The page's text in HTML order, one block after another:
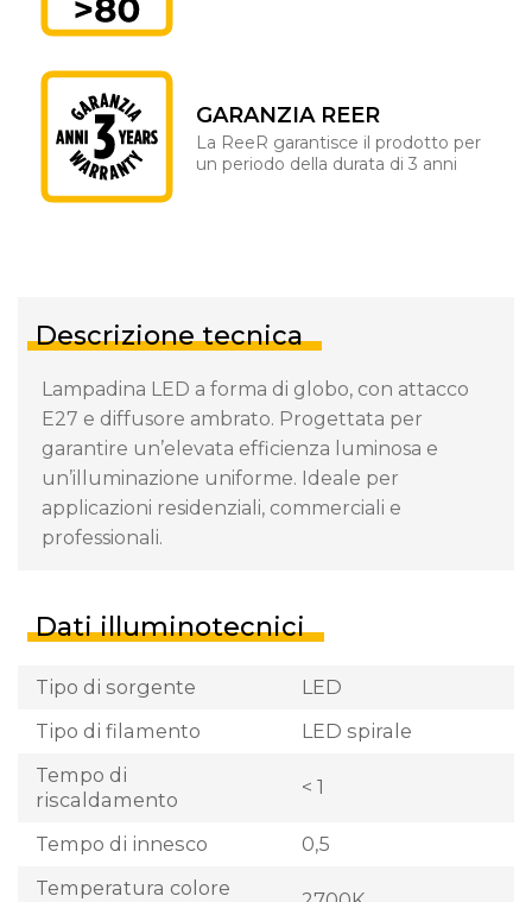
GARANZIA REER
La ReeR garantisce il prodotto per
un periodo della durata di 3 anni
Descrizione tecnica
Lampadina LED a forma di globo, con attacco
E27 e diffusore ambrato. Progettata per
garantire un’elevata efficienza luminosa e
un’illuminazione uniforme. Ideale per
applicazioni residenziali, commerciali e
professionali.
Dati illuminotecnici
Tipo di sorgente
LED
Tipo di filamento
LED spirale
Tempo di
riscaldamento
< 1
Tempo di innesco
0,5
Temperatura colore